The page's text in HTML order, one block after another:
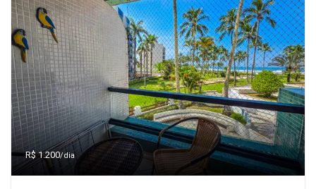
R$ 1.200/dia